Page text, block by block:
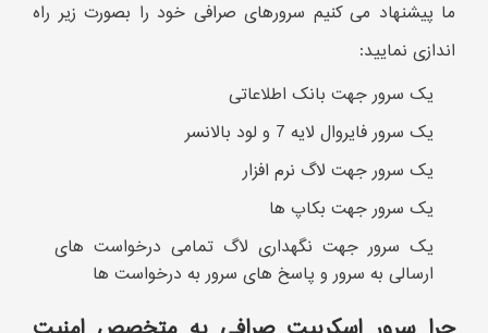
ما پیشنهاد می کنیم سرورهای صرافی خود را بصورت زیر راه
اندازی نمایید:
یک سرور جهت بانک اطلاعاتی
یک سرور فایروال لایه 7 و لود بالانسر
یک سرور جهت لاگ نرم افزار
یک سرور جهت بکاپ ها
یک سرور جهت نگهداری لاگ تمامی درخواست های
ارسالی به سرور و پاسخ های سرور به درخواست ها